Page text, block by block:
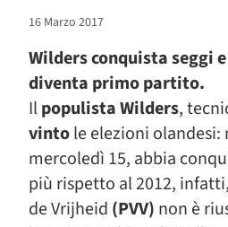
16 Marzo 2017
Wilders conquista seggi
diventa primo partito.
Ilpopulista Wilders,
vintole elezioni
mercoledì 15, abbia
più rispetto al 2012,
de Vrijheid (PVV) non è